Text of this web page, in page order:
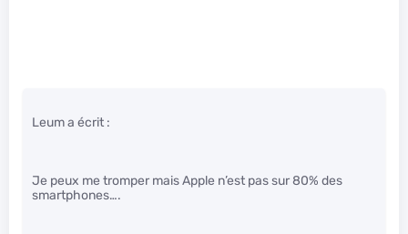
Leum a écrit :
Je peux me tromper mais Apple n’est pas sur 80% des
smartphones….